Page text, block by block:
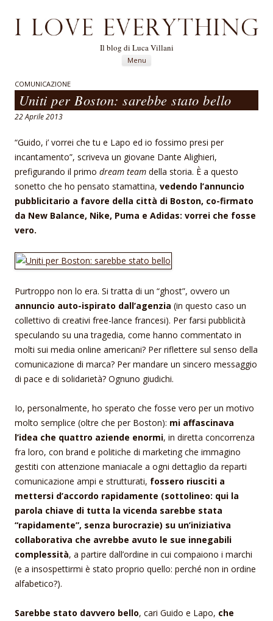
Il blog di Luca Villani
Menu
COMUNICAZIONE
Uniti per Boston: sarebbe stato bello
22 Aprile 2013
“Guido, i’ vorrei che tu e Lapo ed io fossimo presi per
incantamento”, scriveva un giovane Dante Alighieri,
prefigurando il primo dream team della storia. È a questo
sonetto che ho pensato stamattina, vedendo l’annuncio
pubblicitario a favore della città di Boston, co-firmato
da New Balance, Nike, Puma e Adidas: vorrei che fosse
vero.
Purtroppo non lo era. Si tratta di un “ghost”, ovvero un
annuncio auto-ispirato dall’agenzia (in questo caso un
collettivo di creativi free-lance francesi). Per farsi pubblicità
speculando su una tragedia, come hanno commentato in
molti sui media online americani? Per riflettere sul senso della
comunicazione di marca? Per mandare un sincero messaggio
di pace e di solidarietà? Ognuno giudichi.
Io, personalmente, ho sperato che fosse vero per un motivo
molto semplice (oltre che per Boston): mi affascinava
l’idea che quattro aziende enormi, in diretta concorrenza
fra loro, con brand e politiche di marketing che immagino
gestiti con attenzione maniacale a ogni dettaglio da reparti
comunicazione ampi e strutturati, fossero riusciti a
mettersi d’accordo rapidamente (sottolineo: qui la
parola chiave di tutta la vicenda sarebbe stata
“rapidamente”, senza burocrazie) su un’iniziativa
collaborativa che avrebbe avuto le sue innegabili
complessità, a partire dall’ordine in cui compaiono i marchi
(e a insospettirmi è stato proprio quello: perché non in ordine
alfabetico?).
Sarebbe stato davvero bello, cari Guido e Lapo, che